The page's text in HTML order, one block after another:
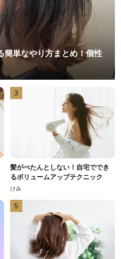
簡単なやり方まとめ！個性
3
髪がぺたんとしない！自宅ででき
るボリュームアップテクニック
けみ
5